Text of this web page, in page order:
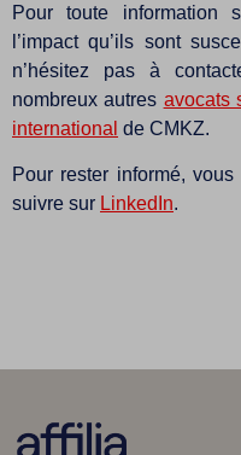
Pour toute information
l’impact qu’ils sont
n’hésitez pas à
nombreux autres avocats
international de CMKZ.
Pour rester informé,
suivre sur LinkedIn.